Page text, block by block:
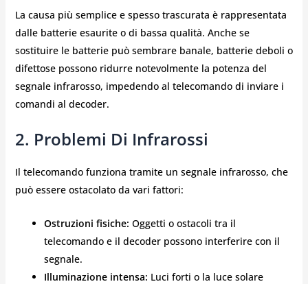
La causa più semplice e spesso trascurata è rappresentata
dalle batterie esaurite o di bassa qualità. Anche se
sostituire le batterie può sembrare banale, batterie deboli o
difettose possono ridurre notevolmente la potenza del
segnale infrarosso, impedendo al telecomando di inviare i
comandi al decoder.
2. Problemi Di Infrarossi
Il telecomando funziona tramite un segnale infrarosso, che
può essere ostacolato da vari fattori:
Ostruzioni fisiche: Oggetti o ostacoli tra il
telecomando e il decoder possono interferire con il
segnale.
Illuminazione intensa: Luci forti o la luce solare